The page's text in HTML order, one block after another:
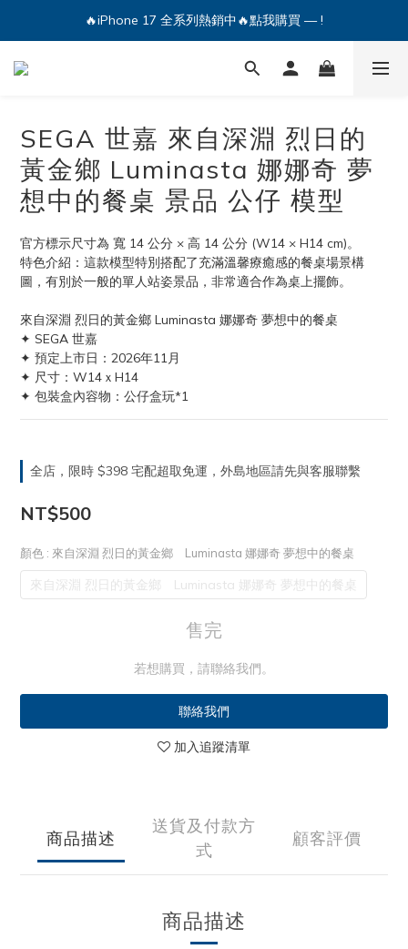
🔥iPhone 17 全系列熱銷中🔥點我購買 — !
🔥iPhone 17 全系列熱銷中🔥點我購買 — !
💕加入Q哥 Line 新好友領優惠券！🎫
SEGA 世嘉 來自深淵 烈日的
黃金鄉 Luminasta 娜娜奇 夢
想中的餐桌 景品 公仔 模型
官方標示尺寸為 寬 14 公分 × 高 14 公分 (W14 × H14 cm)。
特色介紹：這款模型特別搭配了充滿溫馨療癒感的餐桌場景構
圖，有別於一般的單人站姿景品，非常適合作為桌上擺飾。
來自深淵 烈日的黃金鄉 Luminasta 娜娜奇 夢想中的餐桌
✦ SEGA 世嘉
✦ 預定上市日：2026年11月
✦ 尺寸：W14ｘH14
✦ 包裝盒內容物：公仔盒玩*1
全店，限時 $398 宅配超取免運，外島地區請先與客服聯繫
NT$500
顏色 : 來自深淵 烈日的黃金鄉 Luminasta 娜娜奇 夢想中的餐桌
來自深淵 烈日的黃金鄉 Luminasta 娜娜奇 夢想中的餐桌
售完
若想購買，請聯絡我們。
聯絡我們
加入追蹤清單
商品描述
送貨及付款方
式
顧客評價
商品描述